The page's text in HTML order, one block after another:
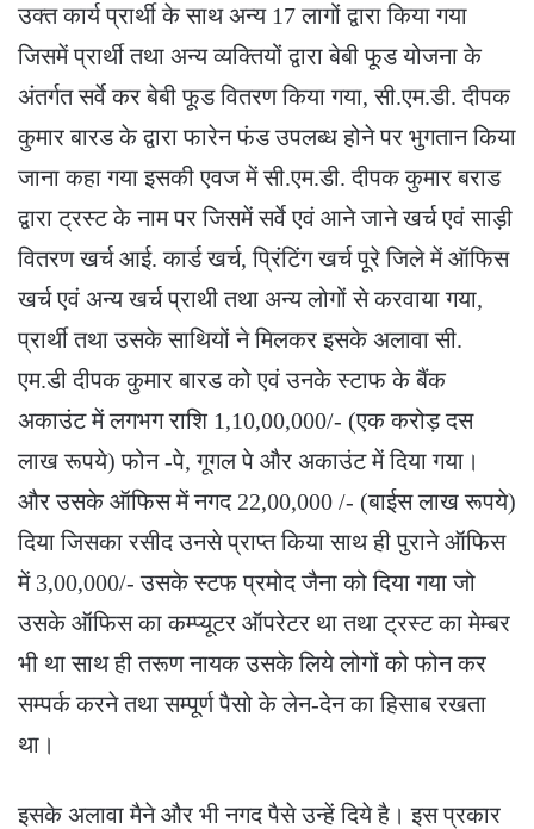
उक्त कार्य प्रार्थी के साथ अन्य 17 लागों द्वारा किया गया
जिसमें प्रार्थी तथा अन्य व्यक्तियों द्वारा बेबी फूड योजना के
अंतर्गत सर्वे कर बेबी फूड वितरण किया गया, सी.एम.डी. दीपक
कुमार बारड के द्वारा फारेन फंड उपलब्ध होने पर भुगतान किया
जाना कहा गया इसकी एवज में सी.एम.डी. दीपक कुमार बराड
द्वारा ट्रस्ट के नाम पर जिसमें सर्वे एवं आने जाने खर्च एवं साड़ी
वितरण खर्च आई. कार्ड खर्च, प्रिंटिंग खर्च पूरे जिले में ऑफिस
खर्च एवं अन्य खर्च प्राथी तथा अन्य लोगों से करवाया गया,
प्रार्थी तथा उसके साथियों ने मिलकर इसके अलावा सी.
एम.डी दीपक कुमार बारड को एवं उनके स्टाफ के बैंक
अकाउंट में लगभग राशि 1,10,00,000/- (एक करोड़ दस
लाख रूपये) फोन -पे, गूगल पे और अकाउंट में दिया गया।
और उसके ऑफिस में नगद 22,00,000 /- (बाईस लाख रूपये)
दिया जिसका रसीद उनसे प्राप्त किया साथ ही पुराने ऑफिस
में 3,00,000/- उसके स्टफ प्रमोद जैना को दिया गया जो
उसके ऑफिस का कम्प्यूटर ऑपरेटर था तथा ट्रस्ट का मेम्बर
भी था साथ ही तरूण नायक उसके लिये लोगों को फोन कर
सम्पर्क करने तथा सम्पूर्ण पैसो के लेन-देन का हिसाब रखता
था।
इसके अलावा मैने और भी नगद पैसे उन्हें दिये है। इस प्रकार